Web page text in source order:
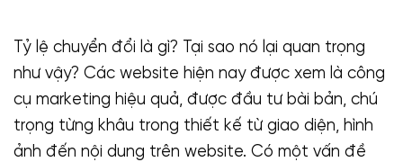
Tỷ lệ chuyển đổi là gì? Tại sao nó lại quan trọng
như vậy? Các website hiện nay được xem là công
cụ marketing hiệu quả, được đầu tư bài bản, chú
trọng từng khâu trong thiết kế từ giao diện, hình
ảnh đến nội dung trên website. Có một vấn đề